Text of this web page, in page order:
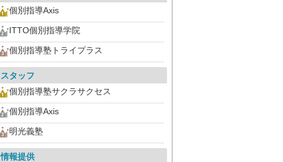
個別指導Axis
ITTO個別指導学院
個別指導塾トライプラス
スタッフ
個別指導塾サクラサクセス
個別指導Axis
明光義塾
情報提供